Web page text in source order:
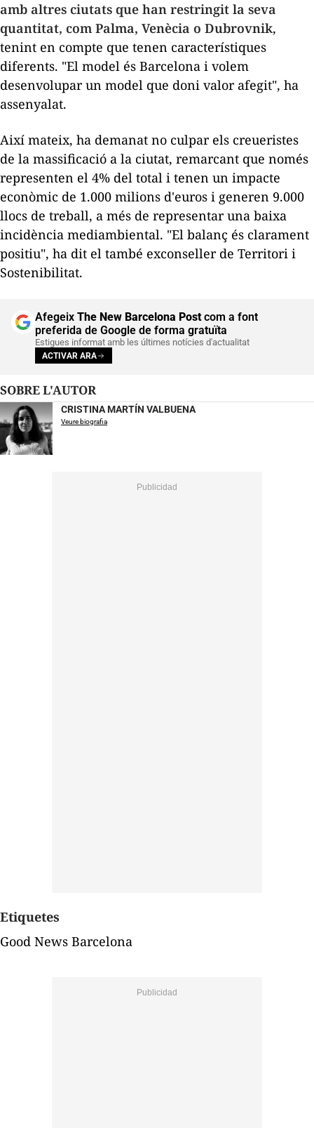
amb altres ciutats que han restringit la seva
quantitat, com Palma, Venècia o Dubrovnik,
tenint en compte que tenen característiques
diferents. "El model és Barcelona i volem
desenvolupar un model que doni valor afegit", ha
assenyalat.
Així mateix, ha demanat no culpar els creueristes
de la massificació a la ciutat, remarcant que només
representen el 4% del total i tenen un impacte
econòmic de 1.000 milions d'euros i generen 9.000
llocs de treball, a més de representar una baixa
incidència mediambiental. "El balanç és clarament
positiu", ha dit el també exconseller de Territori i
Sostenibilitat.
Afegeix The New Barcelona Postcom a font
preferida de Google de forma gratuïta
Estigues informat amb les últimes notícies d'actualitat
ACTIVAR ARA
SOBRE L'AUTOR
CRISTINA MARTÍN VALBUENA
Veure biografia
Etiquetes
Good News Barcelona